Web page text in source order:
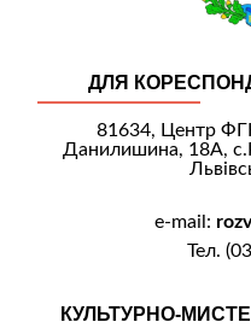
ДЛЯ
81634, Центр
Данилишина, 18А,
e-mail:
Тел.
КУЛЬТУРНО-